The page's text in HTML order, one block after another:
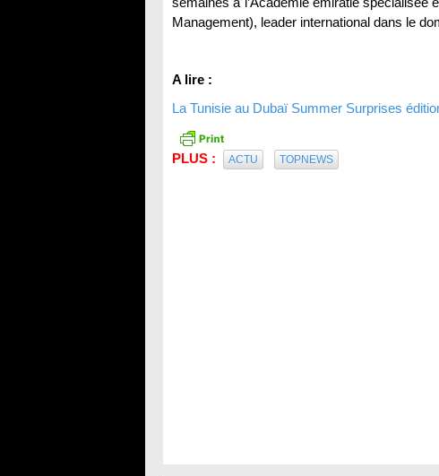
Management), leader international dans le
A lire :
La Tunisie au Dubaï Summer Surprises
PLUS : ACTU TOPNEWS